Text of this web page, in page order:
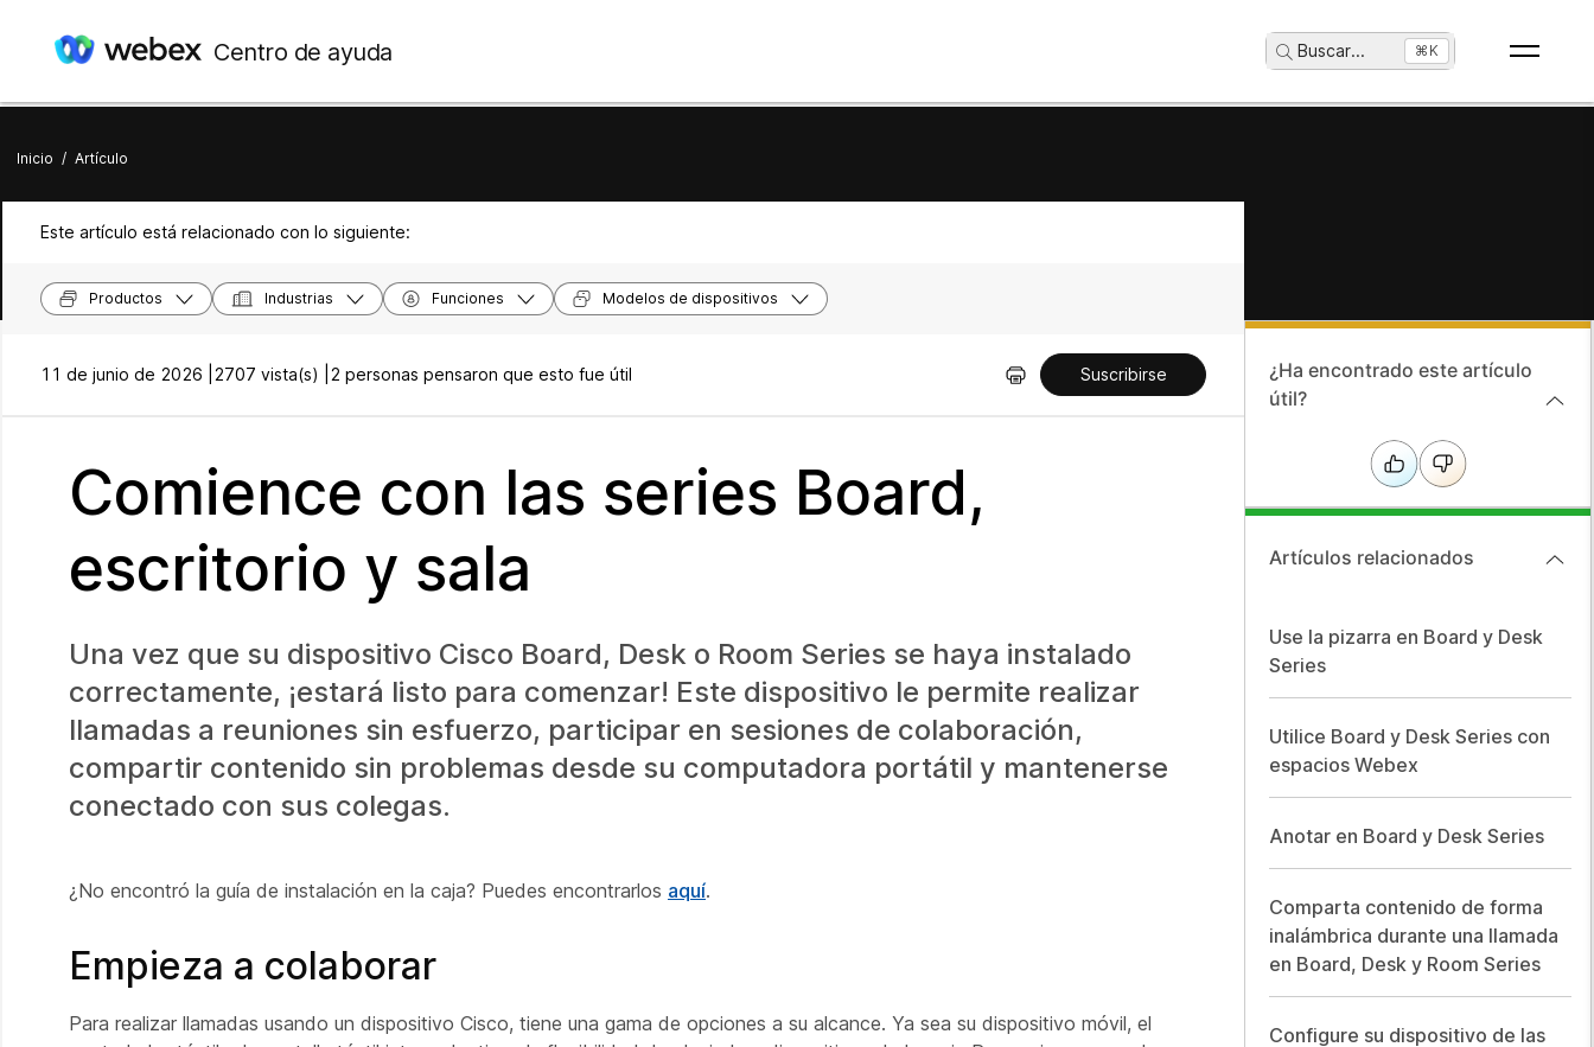
Centro de ayuda Buscar... ⌘K
Inicio / Artículo
Este artículo está relacionado con lo siguiente:
Productos Industrias Funciones Modelos de dispositivos
11 de junio de 2026 | 2707 vista(s) | 2 personas pensaron que esto fue útil Suscribirse
Comience con las series Board,
escritorio y sala
Una vez que su dispositivo Cisco Board, Desk o Room Series se haya instalado
correctamente, ¡estará listo para comenzar! Este dispositivo le permite realizar
llamadas a reuniones sin esfuerzo, participar en sesiones de colaboración,
compartir contenido sin problemas desde su computadora portátil y mantenerse
conectado con sus colegas.
¿No encontró la guía de instalación en la caja? Puedes encontrarlos aquí.
Empieza a colaborar
Para realizar llamadas usando un dispositivo Cisco, tiene una gama de opciones a su alcance. Ya sea su dispositivo móvil, el
¿Ha encontrado este artículo
útil?
Artículos relacionados
Use la pizarra en Board y Desk
Series
Utilice Board y Desk Series con
espacios Webex
Anotar en Board y Desk Series
Comparta contenido de forma
inalámbrica durante una llamada
en Board, Desk y Room Series
Configure su dispositivo de las